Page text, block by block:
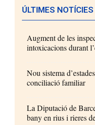
ÚLTIMES NOTÍCIES
Augment de les
intoxicacions durant
Nou sistema
conciliació familiar
La Diputació de
bany en rius i rieres